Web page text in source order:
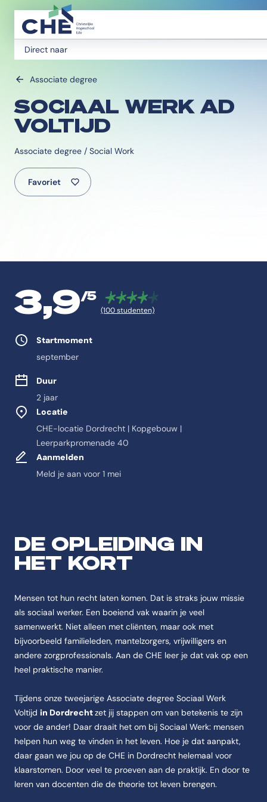
Direct naar
Associate degree
SOCIAAL WERK AD
VOLTIJD
Associate degree / Social Work
Favoriet
Studie eigenschappen
Startmoment
september
Duur
2 jaar
Locatie
CHE-locatie Dordrecht | Kopgebouw |
Leerparkpromenade 40
Aanmelden
Meld je aan voor 1 mei
3,9/5
(100 studenten)
Antwoord-samenvatting
De opleiding Sociaal werk AD Voltijd is een Associate degree Social
Naam
De opleiding heet Sociaal werk AD Voltijd.
Instelling
De opleiding Sociaal werk AD Voltijd wordt aangeboden aan de CHE
Categorie
Opleidingstype
De opleiding Sociaal werk AD Voltijd is van het type Associate
Studievorm
De opleiding Sociaal werk AD Voltijd wordt aangeboden als Voltijd.
Studieduur
De opleiding Sociaal werk AD Voltijd duurt 2 jaar.
DE OPLEIDING IN
HET KORT
Mensen tot hun recht laten komen. Dat is straks jouw missie
als sociaal werker. Een boeiend vak waarin je veel
samenwerkt. Niet alleen met cliënten, maar ook met
bijvoorbeeld familieleden, mantelzorgers, vrijwilligers en
andere zorgprofessionals. Aan de CHE leer je dat vak op een
heel praktische manier.
Tijdens onze tweejarige Associate degree Sociaal Werk
Voltijd in Dordrechtzet jij stappen om van betekenis te zijn
voor de ander! Daar draait het om bij Sociaal Werk: mensen
helpen hun weg te vinden in het leven. Hoe je dat aanpakt,
daar gaan we jou op de CHE in Dordrecht helemaal voor
klaarstomen. Door veel te proeven aan de praktijk. En door te
leren van docenten die de theorie tot leven brengen.